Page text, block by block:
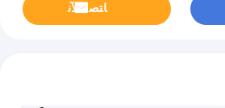
ﺎﺘﺼﻟ ﺍﻶﻧ